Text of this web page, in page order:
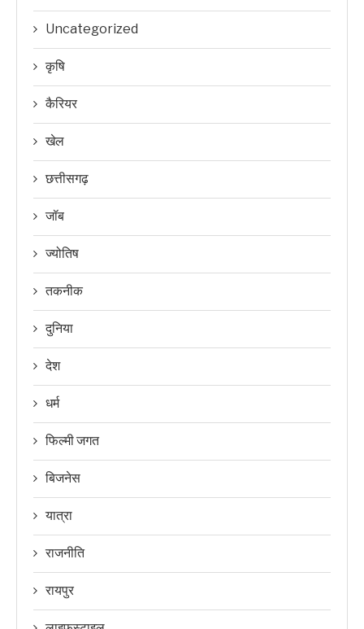
Uncategorized
कृषि
कैरियर
खेल
छत्तीसगढ़
जॉब
ज्योतिष
तकनीक
दुनिया
देश
धर्म
फिल्मी जगत
बिजनेस
यात्रा
राजनीति
रायपुर